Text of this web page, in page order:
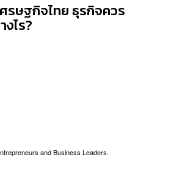
รษฐกิจไทย ธุรกิจควร
ไร?
and Business Leaders.